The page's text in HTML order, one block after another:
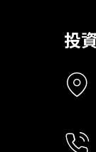
投